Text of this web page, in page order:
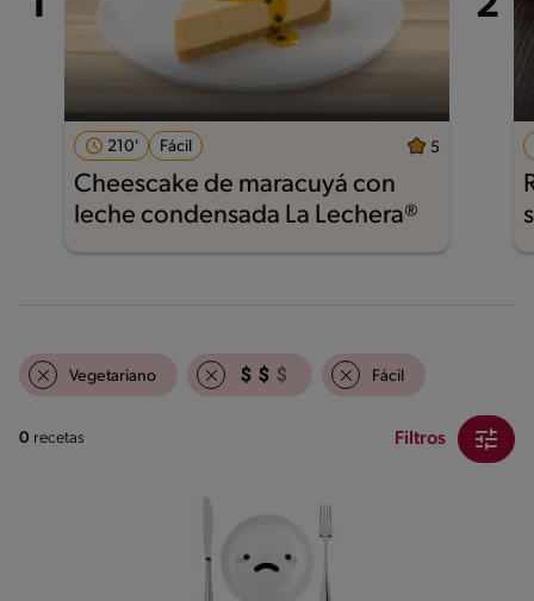
210' Fácil 5
Cheescake de maracuyá con
leche condensada La Lechera®
Vegetariano Fácil
0 recetas Filtros